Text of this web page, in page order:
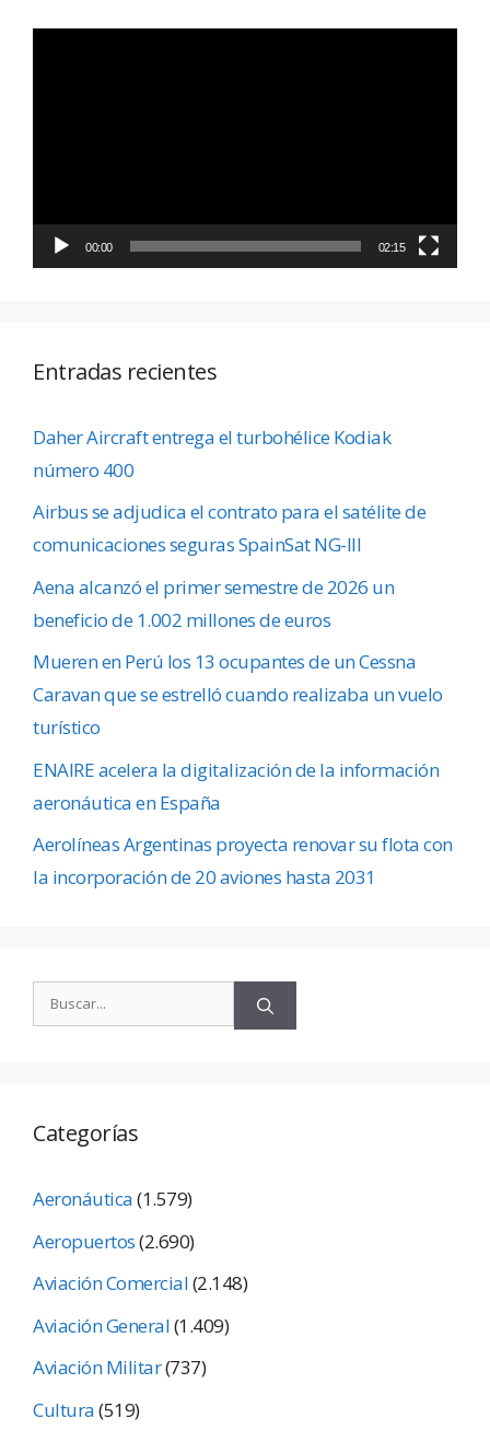
00:00 02:15
Entradas recientes
Daher Aircraft entrega el turbohélice Kodiak
número 400
Airbus se adjudica el contrato para el satélite de
comunicaciones seguras SpainSat NG-III
Aena alcanzó el primer semestre de 2026 un
beneficio de 1.002 millones de euros
Mueren en Perú los 13 ocupantes de un Cessna
Caravan que se estrelló cuando realizaba un vuelo
turístico
ENAIRE acelera la digitalización de la información
aeronáutica en España
Aerolíneas Argentinas proyecta renovar su flota con
la incorporación de 20 aviones hasta 2031
Categorías
Aeronáutica(1.579)
Aeropuertos(2.690)
Aviación Comercial(2.148)
Aviación General(1.409)
Aviación Militar(737)
Cultura(519)